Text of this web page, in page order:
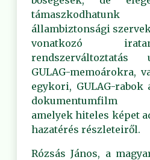
állambiztonsági
vonatkozó
rendszerváltoztatás
GULAG-memoárokra,
egykori, GULAG-
dokumentumfilm
amelyek hiteles képet
hazatérés részleteiről.
Rózsás János, a